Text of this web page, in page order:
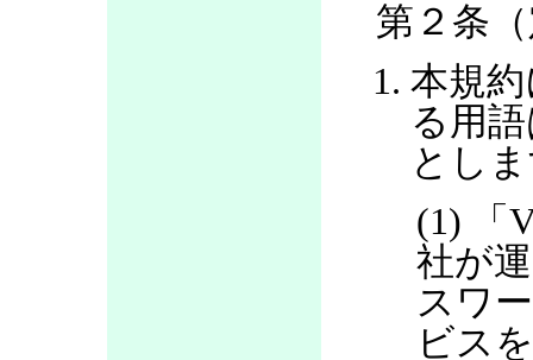
第２条
本規
る用
とし
(1) 「
社が
スワ
ビス